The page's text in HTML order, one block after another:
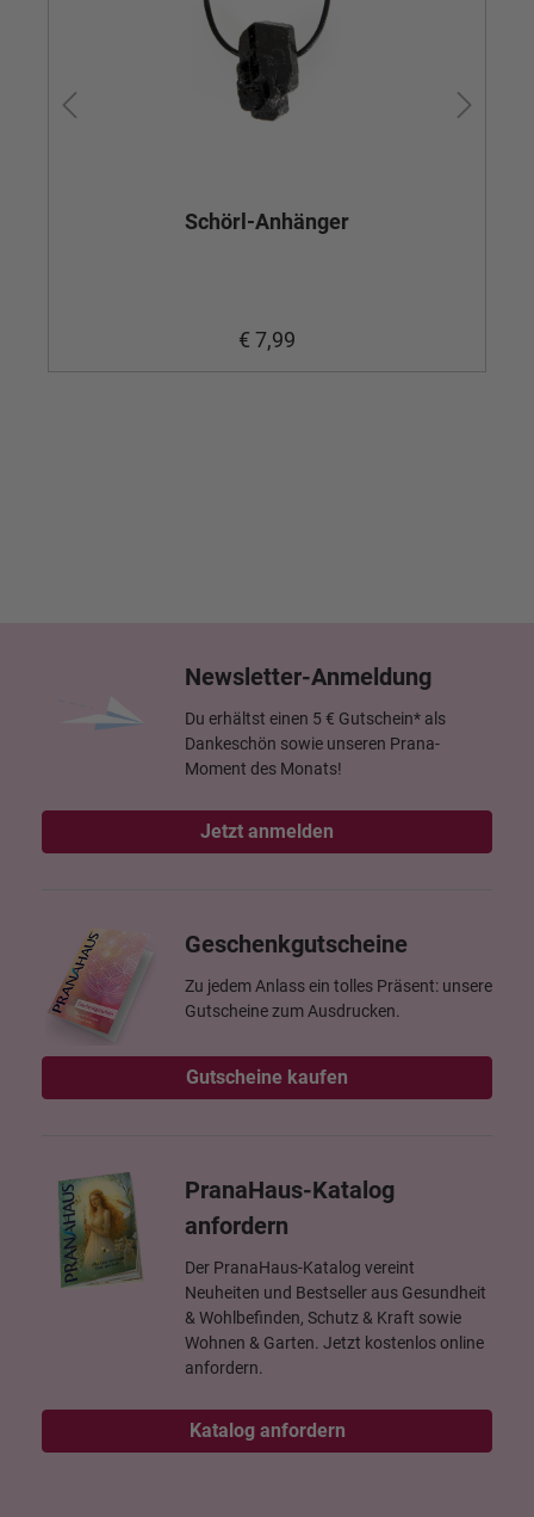
Schörl-Anhänger
€ 7,99
Newsletter-Anmeldung
Du erhältst einen 5 € Gutschein* als
Dankeschön sowie unseren Prana-
Moment des Monats!
Jetzt anmelden
Geschenkgutscheine
Zu jedem Anlass ein tolles Präsent: unsere
Gutscheine zum Ausdrucken.
Gutscheine kaufen
PranaHaus-Katalog
anfordern
Der PranaHaus-Katalog vereint
Neuheiten und Bestseller aus Gesundheit
& Wohlbefinden, Schutz & Kraft sowie
Wohnen & Garten. Jetzt kostenlos online
anfordern.
Katalog anfordern